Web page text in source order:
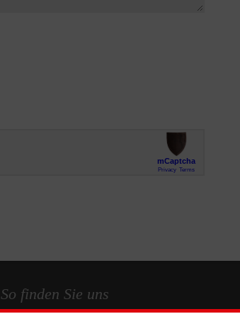
So finden Sie uns